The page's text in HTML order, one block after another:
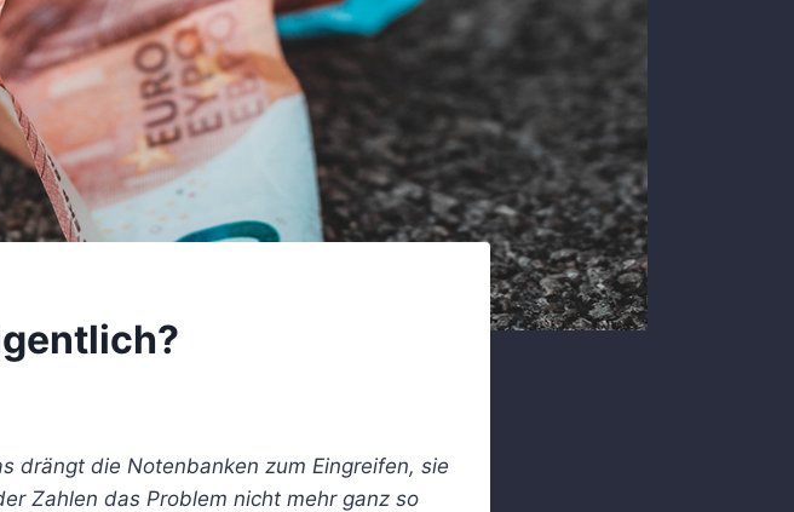
drängt die Notenbanken zum Eingreifen, sie
Zahlen das Problem nicht mehr ganz so